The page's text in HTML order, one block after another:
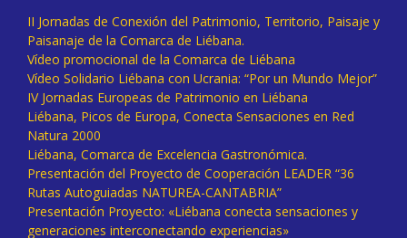
II Jornadas de Conexión del Patrimonio, Territorio, Paisaje y
Paisanaje de la Comarca de Liébana.
Vídeo promocional de la Comarca de Liébana
Vídeo Solidario Liébana con Ucrania: “Por un Mundo Mejor”
IV Jornadas Europeas de Patrimonio en Liébana
Liébana, Picos de Europa, Conecta Sensaciones en Red
Natura 2000
Liébana, Comarca de Excelencia Gastronómica.
Presentación del Proyecto de Cooperación LEADER “36
Rutas Autoguiadas NATUREA-CANTABRIA”
Presentación Proyecto: «Liébana conecta sensaciones y
generaciones interconectando experiencias»